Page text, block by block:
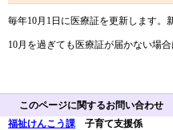
毎年10月1日に医療証を更新します。
10月を過ぎても医療証が届かない場
このページに関するお問い合わせ
福祉けんこう課 子育て支援係